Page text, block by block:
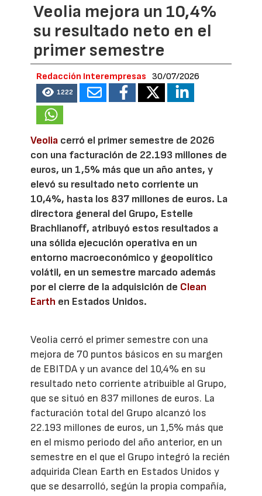
Veolia mejora un 10,4%
su resultado neto en el
primer semestre
Redacción Interempresas 30/07/2026
1222
Veolia cerró el primer semestre de 2026
con una facturación de 22.193 millones de
euros, un 1,5% más que un año antes, y
elevó su resultado neto corriente un
10,4%, hasta los 837 millones de euros. La
directora general del Grupo, Estelle
Brachlianoff, atribuyó estos resultados a
una sólida ejecución operativa en un
entorno macroeconómico y geopolítico
volátil, en un semestre marcado además
por el cierre de la adquisición de Clean
Earth en Estados Unidos.
Veolia cerró el primer semestre con una
mejora de 70 puntos básicos en su margen
de EBITDA y un avance del 10,4% en su
resultado neto corriente atribuible al Grupo,
que se situó en 837 millones de euros. La
facturación total del Grupo alcanzó los
22.193 millones de euros, un 1,5% más que
en el mismo periodo del año anterior, en un
semestre en el que el Grupo integró la recién
adquirida Clean Earth en Estados Unidos y
que se desarrolló, según la propia compañía,